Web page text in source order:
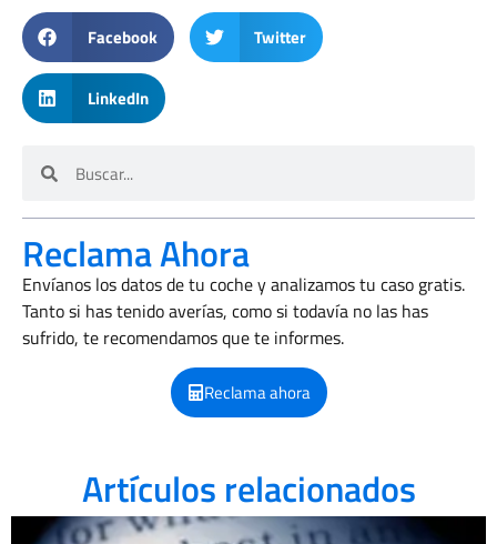
Facebook Twitter
LinkedIn
Reclama Ahora
Envíanos los datos de tu coche y analizamos tu caso gratis.
Tanto si has tenido averías, como si todavía no las has
sufrido, te recomendamos que te informes.
Reclama ahora
Artículos relacionados